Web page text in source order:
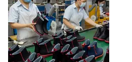
дизайнерских марок
Российский маркетплейс
раздел для продажи продукции